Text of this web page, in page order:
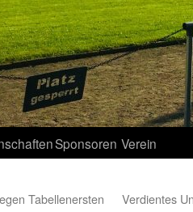
Sponsoren Verein
Tabellenersten Verdientes